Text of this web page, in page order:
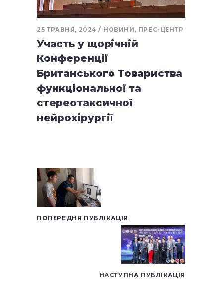
25 ТРАВНЯ, 2024 НОВИНИ , ПРЕС-ЦЕНТР
Участь у щорічній
Конференції
Британського Товариства
функціональної та
стереотаксичної
нейрохірургії
ПОПЕРЕДНЯ ПУБЛІКАЦІЯ
НАСТУПНА ПУБЛІКАЦІЯ